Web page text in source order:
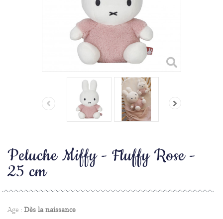
Peluche Miffy - Fluffy Rose -
25 cm
Age : Dès la naissance